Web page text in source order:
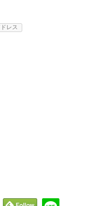
レス